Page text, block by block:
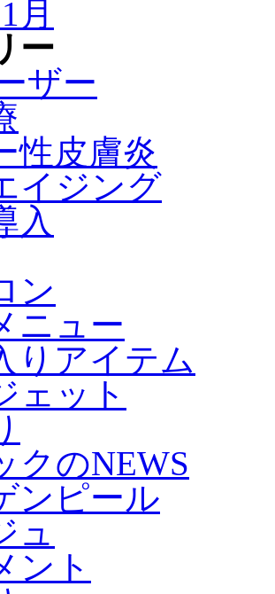
月
ー
ザー
性皮膚炎
イジング
入
ン
ニュー
りアイテム
ェット
クのNEWS
ンピール
ュ
ント